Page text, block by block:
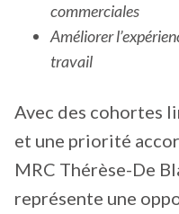
commerciales
Améliorer
travail
Avec des cohortes
et une priorité
MRC Thérèse-De
représente une